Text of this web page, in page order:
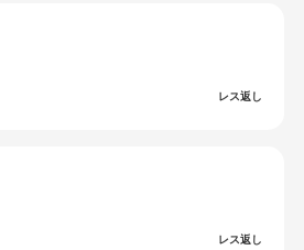
レス返し
レス返し